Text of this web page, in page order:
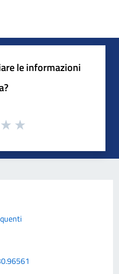
le informazioni